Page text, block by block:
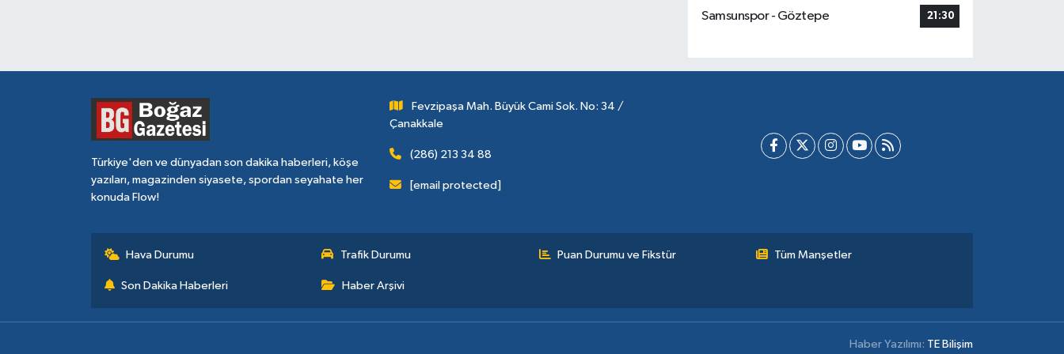
Samsunspor - Göztepe
21:30
Türkiye'den ve dünyadan son dakika haberleri, köşe
yazıları, magazinden siyasete, spordan seyahate her
konuda Flow!
Fevzipaşa Mah. Büyük Cami Sok. No: 34 /
Çanakkale
(286) 213 34 88
[email protected]
Hava Durumu Trafik Durumu Puan Durumu ve Fikstür Tüm Manşetler
Son Dakika Haberleri Haber Arşivi
Haber Yazılımı: TE Bilişim